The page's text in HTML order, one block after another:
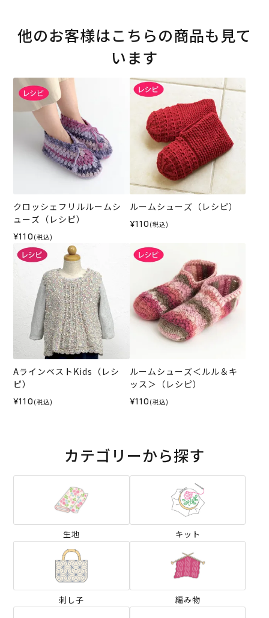
他のお客様はこちらの商品も見て
います
クロッシェフリルルームシ
ューズ（レシピ）
¥110 (税込)
ルームシューズ（レシピ）
¥110 (税込)
AラインベストKids（レシ
ピ）
¥110 (税込)
ルームシューズ＜ルル＆キ
ッス＞（レシピ）
¥110 (税込)
カテゴリーから探す
生地 キット
刺し子 編み物